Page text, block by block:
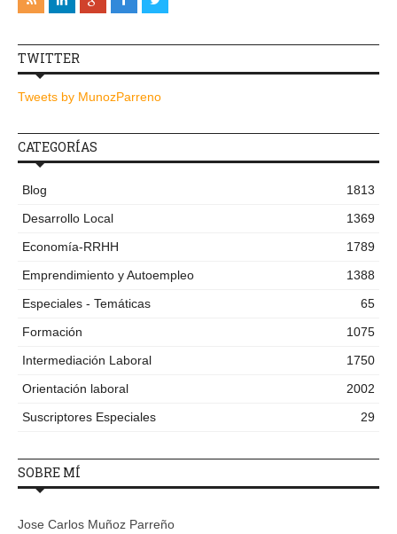
TWITTER
Tweets by MunozParreno
CATEGORÍAS
Blog
1813
Desarrollo Local
1369
Economía-RRHH
1789
Emprendimiento y Autoempleo
1388
Especiales - Temáticas
65
Formación
1075
Intermediación Laboral
1750
Orientación laboral
2002
Suscriptores Especiales
29
SOBRE MÍ
Jose Carlos Muñoz Parreño